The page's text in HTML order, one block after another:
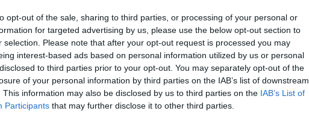
opt-out of the sale, sharing to third parties, or processing of your personal or
for targeted advertising by us, please use the below opt-out section to
selection. Please note that after your opt-out request is processed you may
interest-based ads based on personal information utilized by us or personal
to third parties prior to your opt-out. You may separately opt-out of the
of your personal information by third parties on the IAB’s list of downstream
This information may also be disclosed by us to third parties on the IAB’s List of
Participants that may further disclose it to other third parties.
critici dell’anno, come il Black Friday, la Cyber Week, il Natale e le
gestire i momenti di picco. Le aziende in grado di fornire interazioni
maggior successo. Giganti dell’e-commerce come Amazon e
consigli personalizzati in base agli acquisti che stanno effettuando in
servizio sin dalla prima interazione, il brand di moda Very.co.uk utilizza